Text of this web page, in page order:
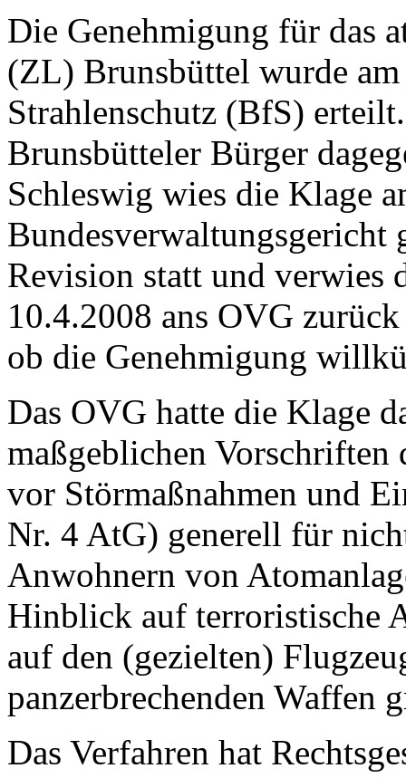
Die Genehmigung für das
(ZL) Brunsbüttel wurde
Strahlenschutz (BfS)
Brunsbütteler Bürger
Schleswig wies die Klage
Bundesverwaltungsgericht
Revision statt und verwies
10.4.2008 ans OVG
ob die Genehmigung
Das OVG hatte die Klage
maßgeblichen Vorschriften
vor Störmaßnahmen und
Nr. 4 AtG) generell für
Anwohnern von
Hinblick auf terroristische
auf den (gezielten)
panzerbrechenden Waffen
Das Verfahren hat